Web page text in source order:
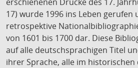
17) wurde 1996 ins Leben gerufen
retrospektive
von 1601 bis 1700 dar. Diese
auf alle deutschsprachigen Titel
ihrer Sprache, alle im historischen